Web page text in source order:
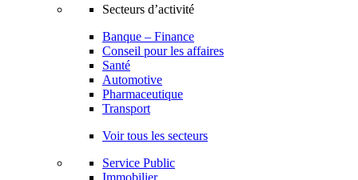
Secteurs d’activité
Banque – Finance
Conseil pour les affaires
Santé
Automotive
Pharmaceutique
Transport
Voir tous les secteurs
Service Public
Immobilier